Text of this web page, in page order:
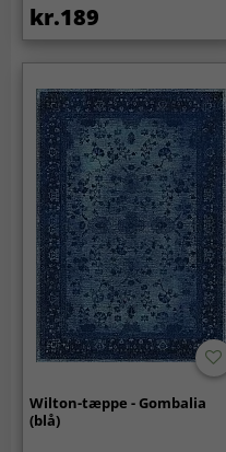
kr.189
Wilton-tæppe - Gombalia
(blå)